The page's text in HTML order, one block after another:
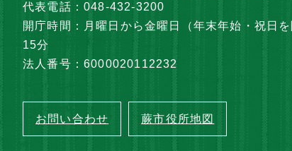
代表電話：048-432-3200
開庁時間：月曜日から金曜日（年末年始・祝日
15分
法人番号：6000020112232
お問い合わせ 蕨市役所地図